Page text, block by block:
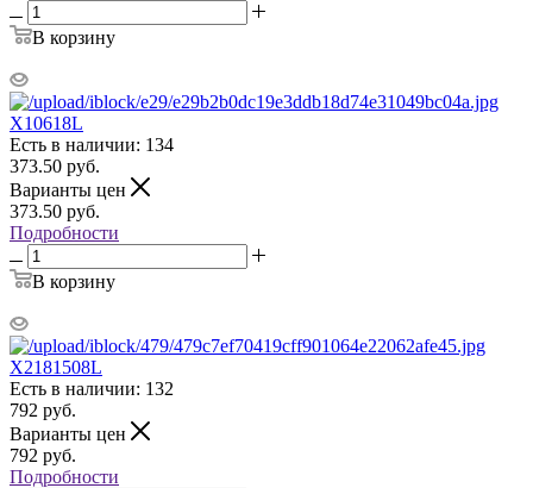
В корзину
X10618L
Есть в наличии: 134
373.50 руб.
Варианты цен
373.50 руб.
Подробности
В корзину
X2181508L
Есть в наличии: 132
792 руб.
Варианты цен
792 руб.
Подробности